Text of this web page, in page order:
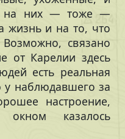
на них — тоже —
жизнь и на то, что
связано
от Карелии здесь
есть реальная
у наблюдавшего за
настроение,
казалось